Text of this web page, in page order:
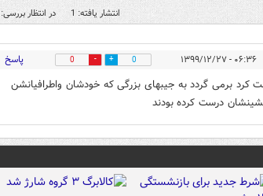
انتشار یافته: 1 در انتظار بررسی: 0
۰۶:۳۶ - ۱۳۹۹/۱۲/۲۷ 0
0 پاسخ
برمی گردد به جیبهای بزرگی که خودشان واطرافیانشن
درست کرده بودند